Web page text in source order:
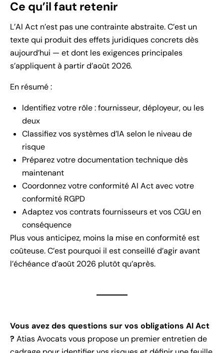
Ce qu’il faut retenir
L’AI Act n’est pas une contrainte abstraite. C’est un
texte qui produit des effets juridiques concrets dès
aujourd’hui — et dont les exigences principales
s’appliquent à partir d’août 2026.
En résumé :
Identifiez votre rôle : fournisseur, déployeur, ou les
deux
Classifiez vos systèmes d’IA selon le niveau de
risque
Préparez votre documentation technique dès
maintenant
Coordonnez votre conformité AI Act avec votre
conformité RGPD
Adaptez vos contrats fournisseurs et vos CGU en
conséquence
Plus vous anticipez, moins la mise en conformité est
coûteuse. C’est pourquoi il est conseillé d’agir avant
l’échéance d’août 2026 plutôt qu’après.
Vous avez des questions sur vos obligations AI Act
? Atias Avocats vous propose un premier entretien de